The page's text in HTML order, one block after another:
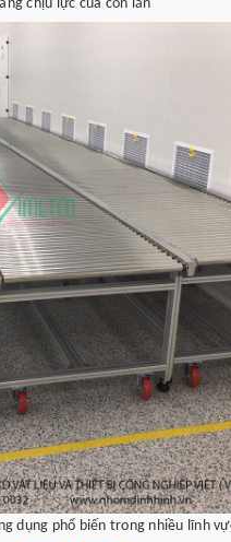
chịu lực của con lăn
dụng phổ biến trong nhiều lĩnh